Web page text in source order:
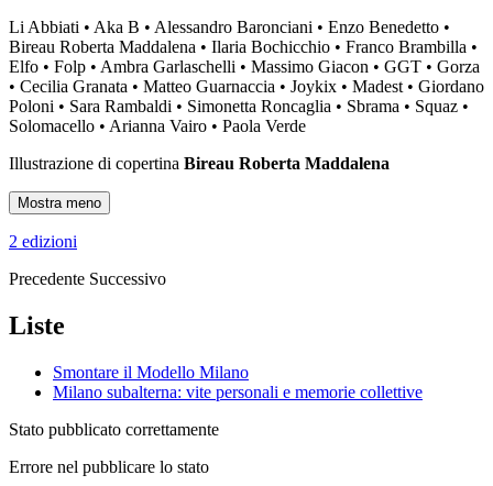
Li Abbiati • Aka B • Alessandro Baronciani • Enzo Benedetto •
Bireau Roberta Maddalena • Ilaria Bochicchio • Franco Brambilla •
Elfo • Folp • Ambra Garlaschelli • Massimo Giacon • GGT • Gorza
• Cecilia Granata • Matteo Guarnaccia • Joykix • Madest • Giordano
Poloni • Sara Rambaldi • Simonetta Roncaglia • Sbrama • Squaz •
Solomacello • Arianna Vairo • Paola Verde
Illustrazione di copertina Bireau Roberta Maddalena
Mostra meno
2 edizioni
Precedente Successivo
Liste
Smontare il Modello Milano
Milano subalterna: vite personali e memorie collettive
Stato pubblicato correttamente
Errore nel pubblicare lo stato